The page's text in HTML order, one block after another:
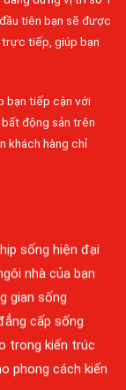
tiên bạn sẽ được
tiếp, giúp bạn
bạn tiếp cận với
động sản trên
khách hàng chỉ
sắc Kiến Trúc
thời tiết khắc
sống hiện đại
nhà của bạn
gian sống
cấp sống
trong kiến trúc
phong cách kiến